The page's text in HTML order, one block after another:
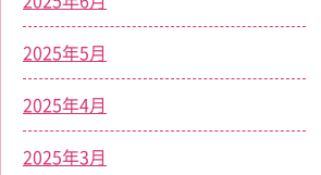
2025年5月
2025年4月
2025年3月